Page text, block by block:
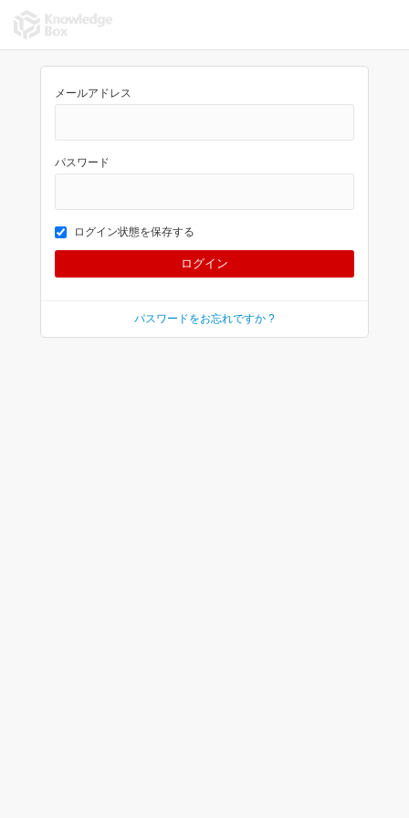
メールアドレス
パスワード
ログイン状態を保存する
パスワードをお忘れですか ?